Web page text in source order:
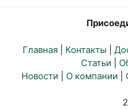
Главная Контакты
Статьи
Новости
О компании